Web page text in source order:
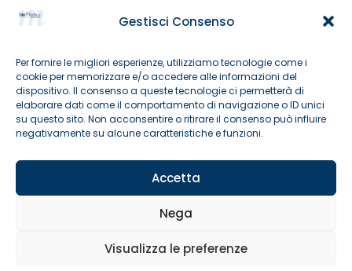
Gestisci Consenso
Per fornire le migliori esperienze, utilizziamo tecnologie come i
cookie per memorizzare e/o accedere alle informazioni del
dispositivo. Il consenso a queste tecnologie ci permetterà di
elaborare dati come il comportamento di navigazione o ID unici
su questo sito. Non acconsentire o ritirare il consenso può influire
negativamente su alcune caratteristiche e funzioni.
Accetta
Nega
Visualizza le preferenze
Prenota un appuntamento online
ISCRIVITI
Copyright © 2026 Poliambulatorio BluMedica a
Sandrigo (VI). All Rights Reserved.
Website creato byBest Strategy